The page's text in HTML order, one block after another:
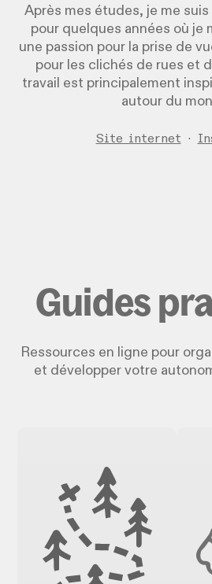
Après mes études, je me suis
pour quelques années où je
une passion pour la prise de
pour les clichés de rues et
travail est principalement
autour du
Site internet ·
Guides
Ressources en ligne pour
et développer votre